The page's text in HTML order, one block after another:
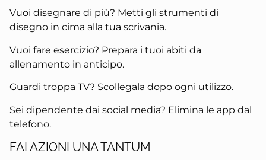
Vuoi disegnare di più? Metti gli strumenti di
disegno in cima alla tua scrivania.
Vuoi fare esercizio? Prepara i tuoi abiti da
allenamento in anticipo.
Guardi troppa TV? Scollegala dopo ogni utilizzo.
Sei dipendente dai social media? Elimina le app dal
telefono.
FAI AZIONI UNA TANTUM